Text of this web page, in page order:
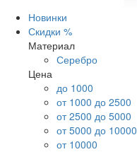
Новинки
Скидки %
Материал
Серебро
Цена
до 1000
от 1000 до 2500
от 2500 до 5000
от 5000 до 10000
от 10000